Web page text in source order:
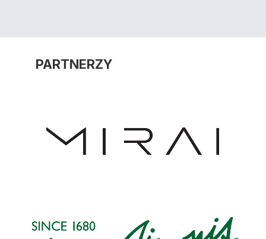
PARTNERZY